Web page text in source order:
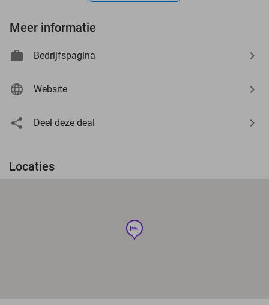
Meer informatie
Bedrijfspagina
Website
Deel deze deal
Locaties
hotel